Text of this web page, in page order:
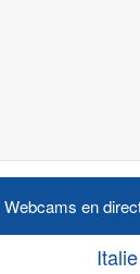
Webcams en
Italie